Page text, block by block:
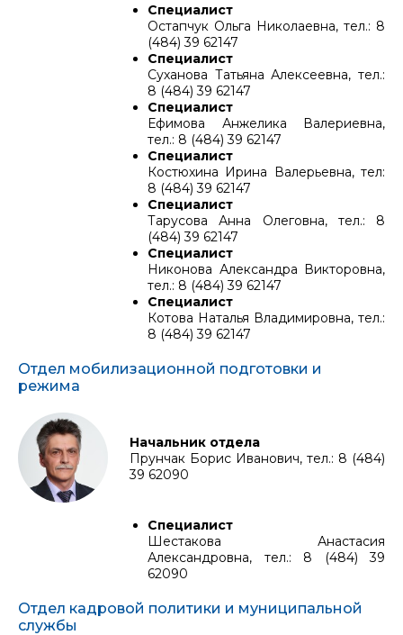
Специалист
Остапчук Ольга Николаевна, тел.: 8
(484) 39 62147
Специалист
Суханова Татьяна Алексеевна, тел.:
8 (484) 39 62147
Специалист
Ефимова Анжелика Валериевна,
тел.: 8 (484) 39 62147
Специалист
Костюхина Ирина Валерьевна, тел:
8 (484) 39 62147
Специалист
Тарусова Анна Олеговна, тел.: 8
(484) 39 62147
Специалист
Никонова Александра Викторовна,
тел.: 8 (484) 39 62147
Специалист
Котова Наталья Владимировна, тел.:
8 (484) 39 62147
Отдел мобилизационной подготовки и
режима
Начальник отдела
Прунчак Борис Иванович, тел.: 8 (484)
39 62090
Специалист
Шестакова Анастасия
Александровна, тел.: 8 (484) 39
62090
Отдел кадровой политики и муниципальной
службы